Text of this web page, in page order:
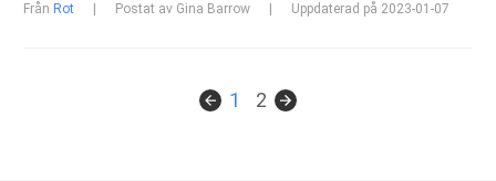
Från Rot Postat av Gina Barrow Uppdaterad på 2023-01-07
1 2